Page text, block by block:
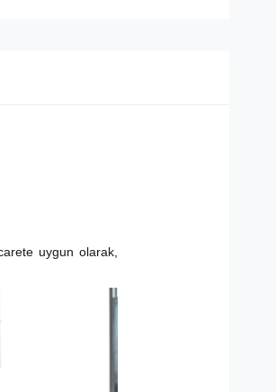
uygun olarak,